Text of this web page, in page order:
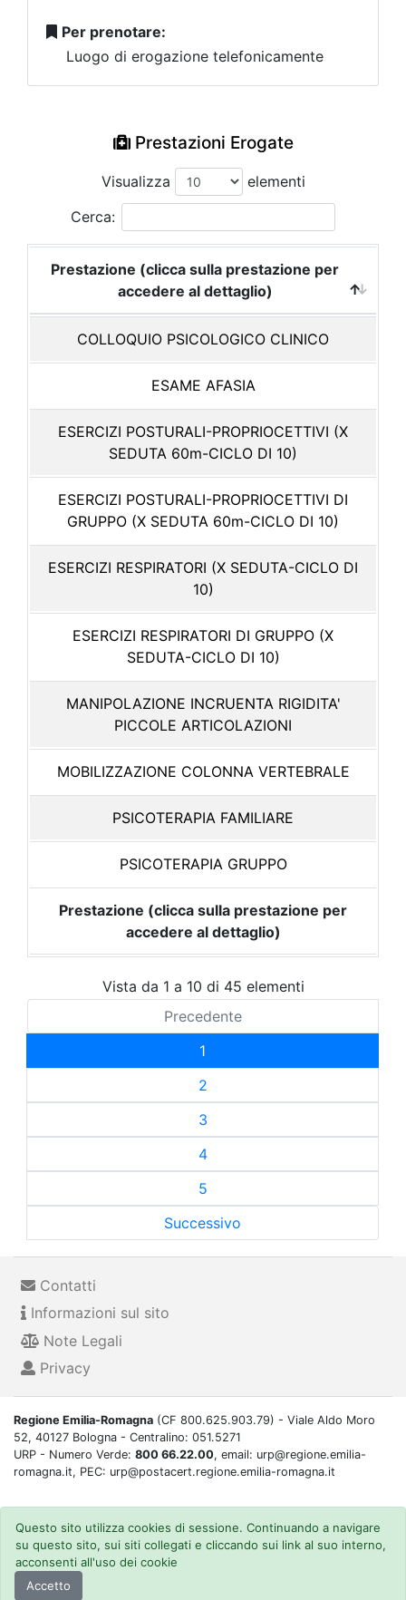
Per prenotare:
Luogo di erogazione telefonicamente
Prestazioni Erogate
Visualizza
elementi
Cerca:
Prestazione (clicca sulla prestazione per
accedere al dettaglio)
COLLOQUIO PSICOLOGICO CLINICO
ESAME AFASIA
ESERCIZI POSTURALI-PROPRIOCETTIVI (X
SEDUTA 60m-CICLO DI 10)
ESERCIZI POSTURALI-PROPRIOCETTIVI DI
GRUPPO (X SEDUTA 60m-CICLO DI 10)
ESERCIZI RESPIRATORI (X SEDUTA-CICLO DI
10)
ESERCIZI RESPIRATORI DI GRUPPO (X
SEDUTA-CICLO DI 10)
MANIPOLAZIONE INCRUENTA RIGIDITA'
PICCOLE ARTICOLAZIONI
MOBILIZZAZIONE COLONNA VERTEBRALE
PSICOTERAPIA FAMILIARE
PSICOTERAPIA GRUPPO
Prestazione (clicca sulla prestazione per
accedere al dettaglio)
Vista da 1 a 10 di 45 elementi
Precedente
1
2
3
4
5
Successivo
Contatti
Informazioni sul sito
Note Legali
Privacy
Regione Emilia-Romagna (CF 800.625.903.79) - Viale Aldo Moro
52, 40127 Bologna - Centralino: 051.5271
URP - Numero Verde: 800 66.22.00, email: urp@regione.emilia-
romagna.it, PEC: urp@postacert.regione.emilia-romagna.it
Questo sito utilizza cookies di sessione. Continuando a navigare
su questo sito, sui siti collegati e cliccando sui link al suo interno,
acconsenti all'uso dei cookie
Accetto